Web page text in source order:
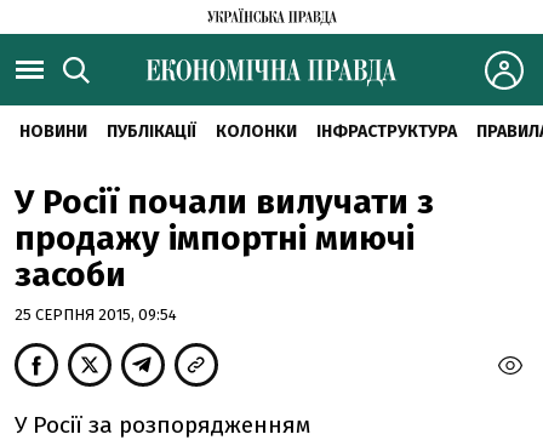
НОВИНИ ПУБЛІКАЦІЇ КОЛОНКИ ІНФРАСТРУКТУРА
У Росії почали вилучати з
продажу імпортні миючі
засоби
25 СЕРПНЯ 2015, 09:54
У Росії за розпорядженням